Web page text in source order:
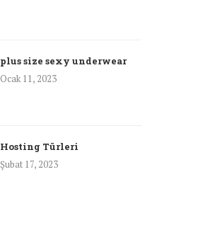
plus size sexy underwear
Ocak 11, 2023
Hosting Türleri
Şubat 17, 2023